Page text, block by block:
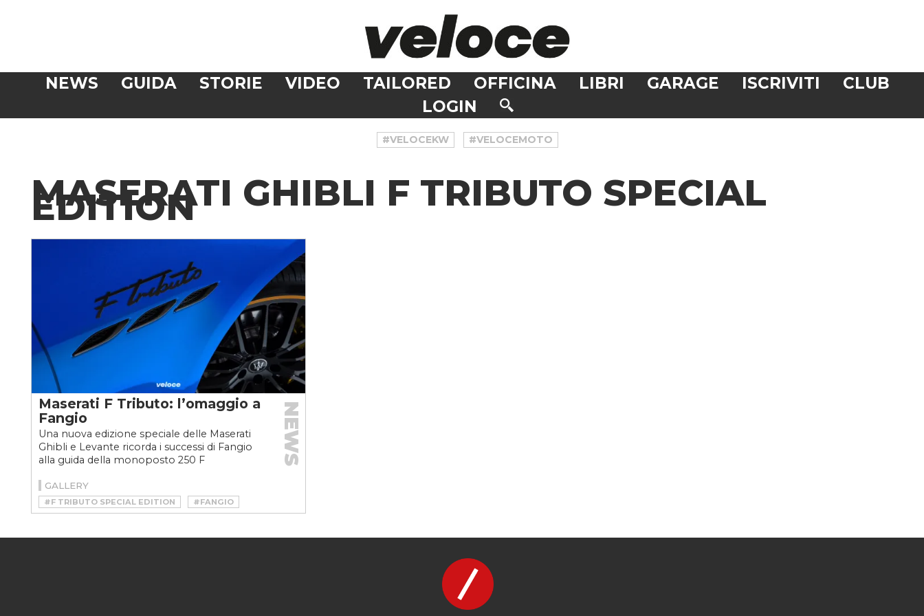
NEWS GUIDA STORIE VIDEO TAILORED OFFICINA LIBRI GARAGE ISCRIVITI
CLUB
LOGIN
#VELOCEKW #VELOCEMOTO
MASERATI GHIBLI F TRIBUTO SPECIAL
EDITION
Maserati F Tributo: l’omaggio a
Fangio
Una nuova edizione speciale delle Maserati
Ghibli e Levante ricorda i successi di Fangio
alla guida della monoposto 250 F
NEWS
GALLERY
#F TRIBUTO SPECIAL EDITION
#FANGIO
#LIMITED EDITION
#MASERATI